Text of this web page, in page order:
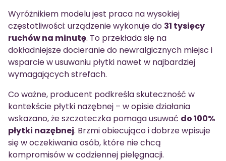
Wyróżnikiem modelu jest praca na wysokiej
częstotliwości: urządzenie wykonuje do 31 tysięcy
ruchów na minutę. To przekłada się na
dokładniejsze docieranie do newralgicznych miejsc i
wsparcie w usuwaniu płytki nawet w najbardziej
wymagających strefach.
Co ważne, producent podkreśla skuteczność w
kontekście płytki nazębnej – w opisie działania
wskazano, że szczoteczka pomaga usuwać do 100%
płytki nazębnej. Brzmi obiecująco i dobrze wpisuje
się w oczekiwania osób, które nie chcą
kompromisów w codziennej pielęgnacji.